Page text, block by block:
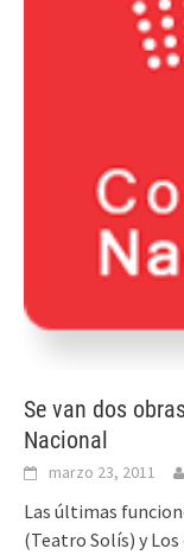
Se van dos
Nacional
marzo 23, 2011
Las últimas
(Teatro Solís) y